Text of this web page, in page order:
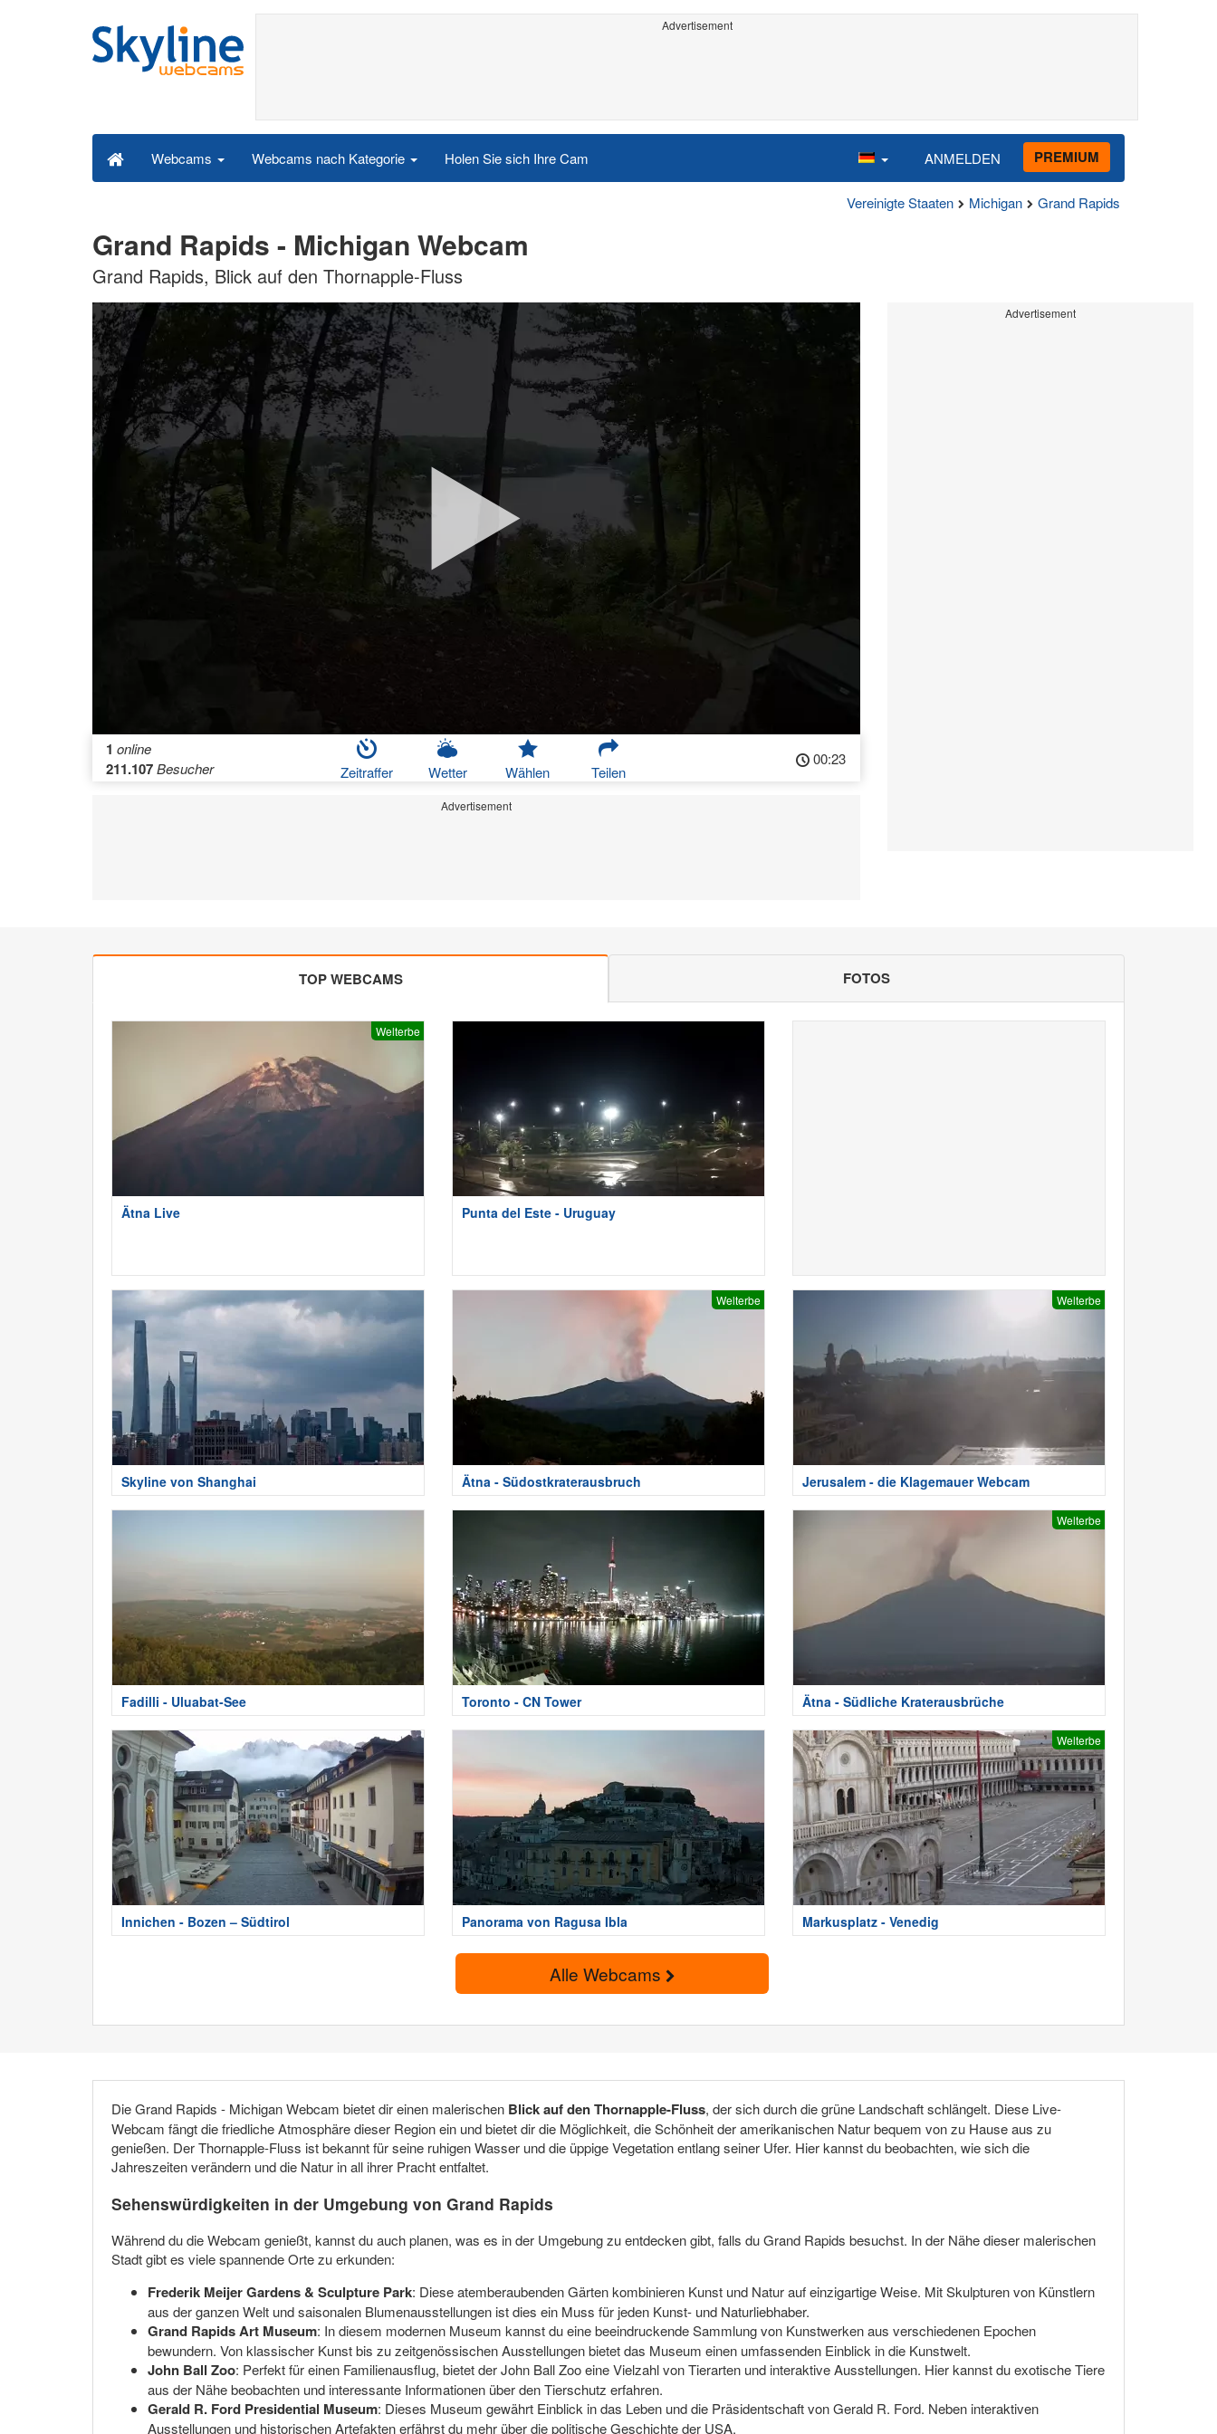
Advertisement
Webcams Webcams nach Kategorie Holen Sie sich Ihre Cam ANMELDEN PREMIUM
Vereinigte Staaten Michigan Grand Rapids
Grand Rapids - Michigan Webcam
Grand Rapids, Blick auf den Thornapple-Fluss
1 online
211.107Besucher Zeitraffer Wetter Wählen Teilen
00:23
Advertisement
Advertisement
TOP WEBCAMS FOTOS
Welterbe
Ätna Live Punta del Este - Uruguay
Skyline von Shanghai
Welterbe
Ätna - Südostkraterausbruch
Welterbe
Jerusalem - die Klagemauer Webcam
Fadilli - Uluabat-See Toronto - CN Tower
Welterbe
Ätna - Südliche Kraterausbrüche
Innichen - Bozen – Südtirol Panorama von Ragusa Ibla
Welterbe
Markusplatz - Venedig
Alle Webcams
Die Grand Rapids - Michigan Webcam bietet dir einen malerischen Blick auf den Thornapple-Fluss, der sich durch die grüne Landschaft schlängelt. Diese Live-
Webcam fängt die friedliche Atmosphäre dieser Region ein und bietet dir die Möglichkeit, die Schönheit der amerikanischen Natur bequem von zu Hause aus zu
genießen. Der Thornapple-Fluss ist bekannt für seine ruhigen Wasser und die üppige Vegetation entlang seiner Ufer. Hier kannst du beobachten, wie sich die
Jahreszeiten verändern und die Natur in all ihrer Pracht entfaltet.
Sehenswürdigkeiten in der Umgebung von Grand Rapids
Während du die Webcam genießt, kannst du auch planen, was es in der Umgebung zu entdecken gibt, falls du Grand Rapids besuchst. In der Nähe dieser malerischen
Stadt gibt es viele spannende Orte zu erkunden:
Frederik Meijer Gardens & Sculpture Park: Diese atemberaubenden Gärten kombinieren Kunst und Natur auf einzigartige Weise. Mit Skulpturen von Künstlern
aus der ganzen Welt und saisonalen Blumenausstellungen ist dies ein Muss für jeden Kunst- und Naturliebhaber.
Grand Rapids Art Museum: In diesem modernen Museum kannst du eine beeindruckende Sammlung von Kunstwerken aus verschiedenen Epochen
bewundern. Von klassischer Kunst bis zu zeitgenössischen Ausstellungen bietet das Museum einen umfassenden Einblick in die Kunstwelt.
John Ball Zoo: Perfekt für einen Familienausflug, bietet der John Ball Zoo eine Vielzahl von Tierarten und interaktive Ausstellungen. Hier kannst du exotische Tiere
aus der Nähe beobachten und interessante Informationen über den Tierschutz erfahren.
Gerald R. Ford Presidential Museum: Dieses Museum gewährt Einblick in das Leben und die Präsidentschaft von Gerald R. Ford. Neben interaktiven
Ausstellungen und historischen Artefakten erfährst du mehr über die politische Geschichte der USA.